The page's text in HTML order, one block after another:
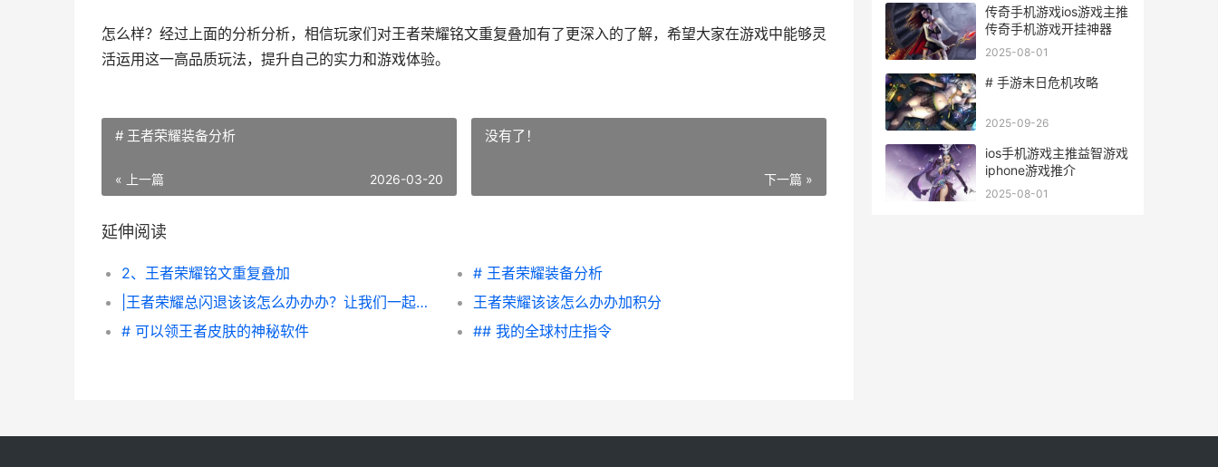
怎么样？经过上面的分析分析，相信玩家们对王者荣耀铭文重复叠加有了更深入的了解，希望大家在游戏中能够灵
活运用这一高品质玩法，提升自己的实力和游戏体验。
# 王者荣耀装备分析
« 上一篇 2026-03-20
没有了！
下一篇 »
延伸阅读
2、王者荣耀铭文重复叠加
# 王者荣耀装备分析
|王者荣耀总闪退该该怎么办办办？让我们一起解决！|
王者荣耀该该怎么办办加积分
# 可以领王者皮肤的神秘软件
## 我的全球村庄指令
传奇手机游戏ios游戏主推
传奇手机游戏开挂神器
2025-08-01
# 手游末日危机攻略
2025-09-26
ios手机游戏主推益智游戏
iphone游戏推介
2025-08-01